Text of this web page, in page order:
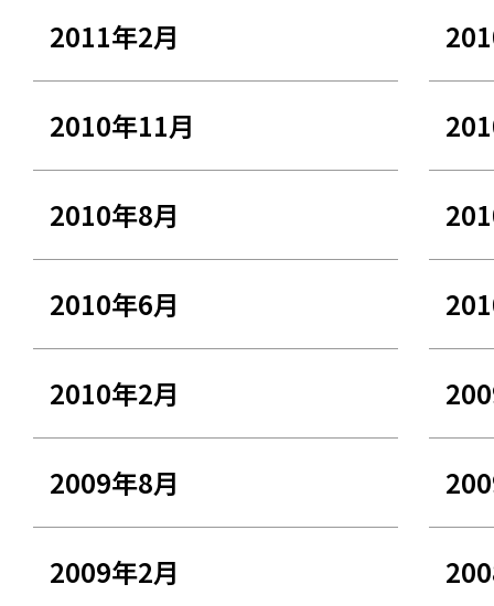
2011年2月
2010年11月
2010年8月
2010年6月
2010年2月
2009年8月
2009年2月